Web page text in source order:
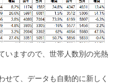
いますので、世帯人数別の光熱
せて、データも自動的に新しく